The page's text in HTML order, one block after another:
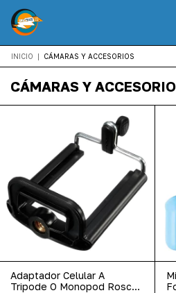
INICIO | CÁMARAS Y ACCESORIOS
CÁMARAS Y
Adaptador Celular A
Tripode O Monopod Rosca